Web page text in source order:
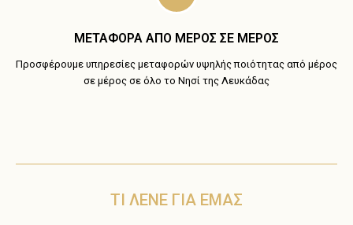
ΜΕΤΑΦΟΡΑ ΑΠΟ ΜΕΡΟΣ ΣΕ ΜΕΡΟΣ
Προσφέρουμε υπηρεσίες μεταφορών υψηλής ποιότητας από μέρος
σε μέρος σε όλο το Νησί της Λευκάδας
ΤΙ ΛΕΝΕ ΓΙΑ ΕΜΑΣ